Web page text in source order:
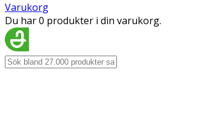
Varukorg
Du har 0 produkter i din varukorg.